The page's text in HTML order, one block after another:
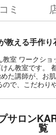
ミ
教える手作り
室 ワークシ
ん教室です。
た講師が、お
で、こだわり
サロン
覧